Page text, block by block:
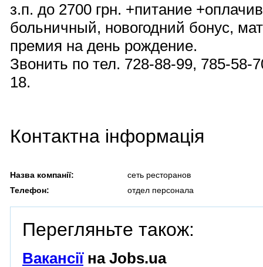
з.п. до 2700 грн. +питание
больничный, новогодний бонус,
премия на день рождение.
Звонить по тел. 728-88-99, 785-58-
18.
Контактна інформація
Назва компанії:
сеть ресторанов
Телефон:
отдел персонала
Перегляньте також:
Вакансіїна Jobs.ua